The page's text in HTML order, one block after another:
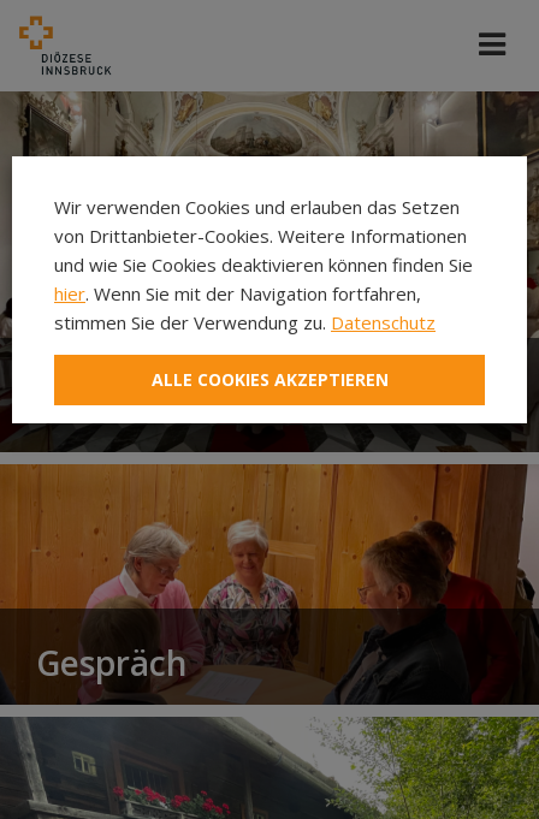
Gottesdienst
Gespräch
Wir verwenden Cookies und erlauben das Setzen
von Drittanbieter-Cookies. Weitere Informationen
und wie Sie Cookies deaktivieren können finden Sie
hier. Wenn Sie mit der Navigation fortfahren,
stimmen Sie der Verwendung zu. Datenschutz
ALLE COOKIES AKZEPTIEREN